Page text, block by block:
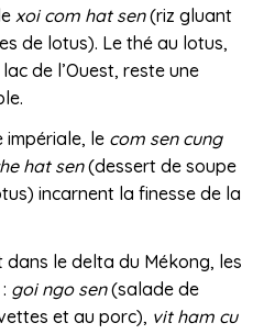
xoi com hat sen(riz gluant
de lotus). Le thé au lotus,
de l’Ouest, reste une
impériale, le com sen cung
hat sen(dessert de soupe
incarnent la finesse de la
dans le delta du Mékong, les
goi ngo sen(salade de
et au porc), vit ham cu